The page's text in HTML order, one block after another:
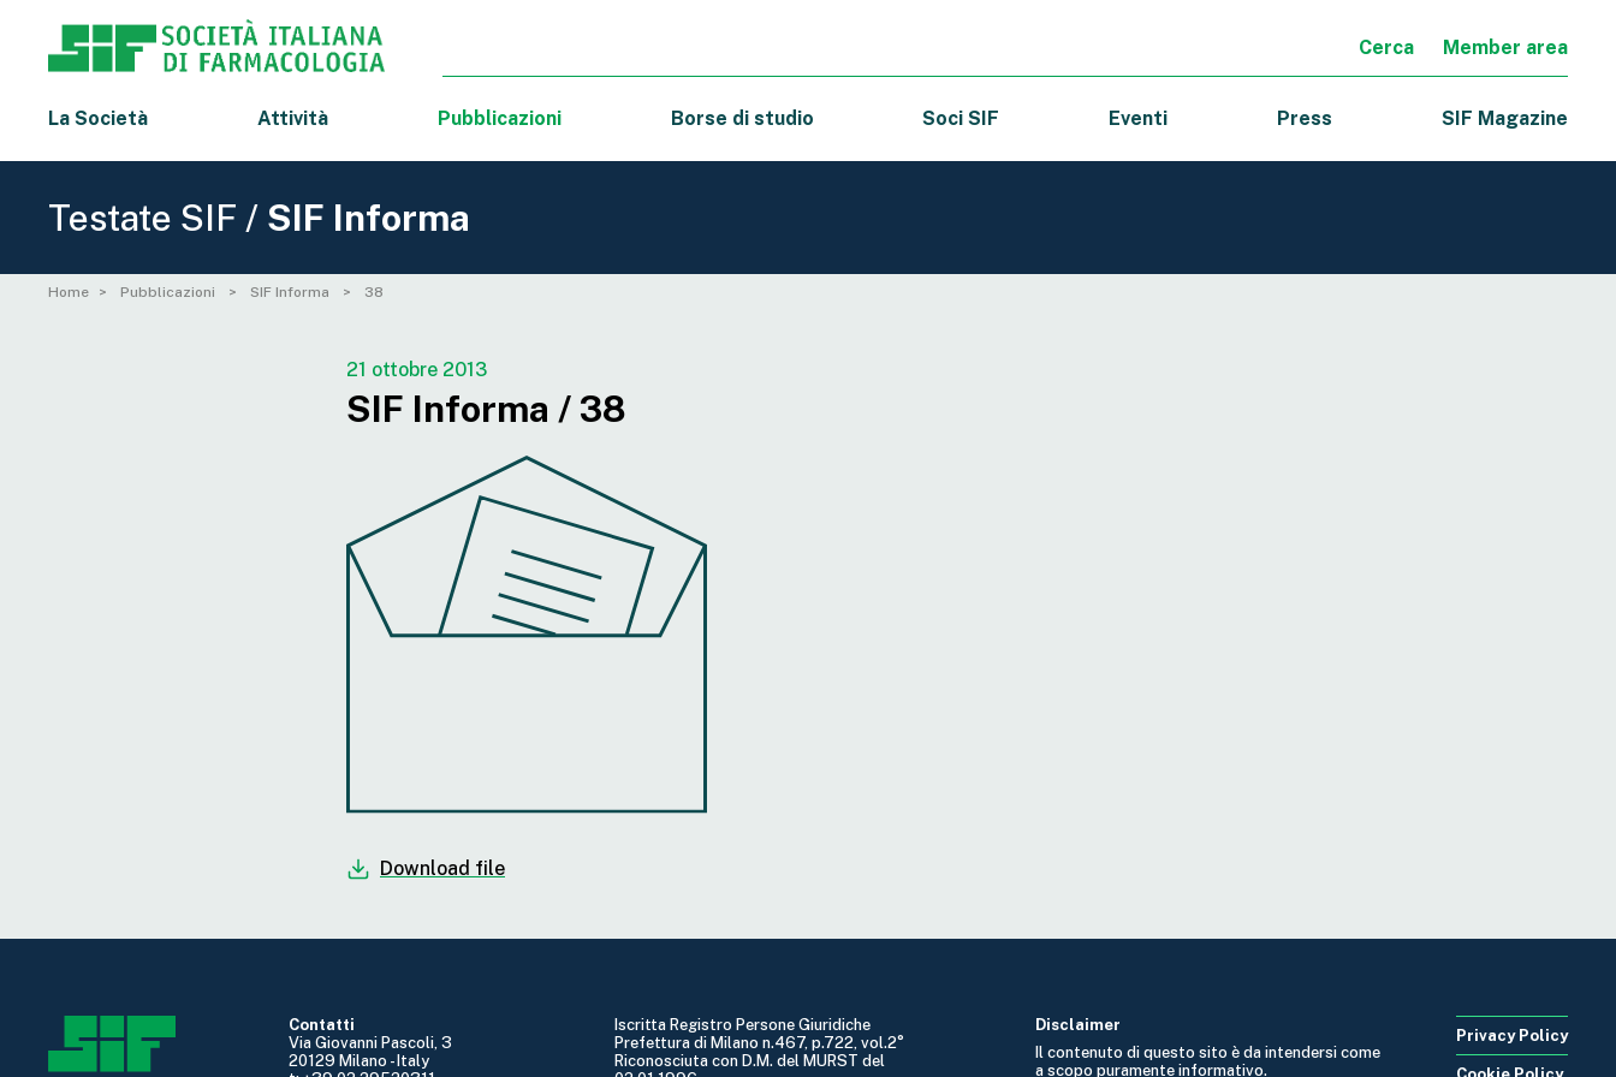
Cerca Member area
La Società Attività Pubblicazioni Borse di studio Soci SIF Eventi Press SIF Magazine
Testate SIF / SIF Informa
Home Pubblicazioni SIF Informa 38
21 ottobre 2013
SIF Informa / 38
Download file
Contatti
Via Giovanni Pascoli, 3
20129 Milano - Italy
Iscritta Registro Persone Giuridiche
Prefettura di Milano n.467, p.722, vol.2°
Riconosciuta con D.M. del MURST del
Disclaimer
Il contenuto di questo sito è da intendersi come
a scopo puramente informativo.
Privacy Policy